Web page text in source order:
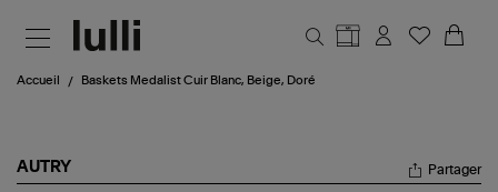
Accueil Baskets Medalist Cuir Blanc, Beige, Doré
AUTRY Partager